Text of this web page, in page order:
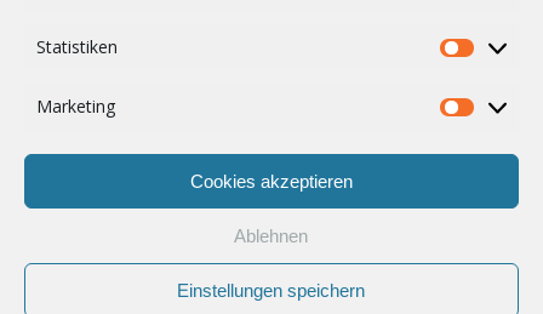
Statistiken
Marketing
Cookies akzeptieren
Ablehnen
Einstellungen speichern
meinen nächsten Kommentar speichern.
Zum Seitenanfang
Mobil Desktop